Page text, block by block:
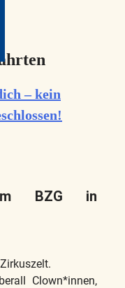
ein-/
– kein
BZG in
Clown*innen,